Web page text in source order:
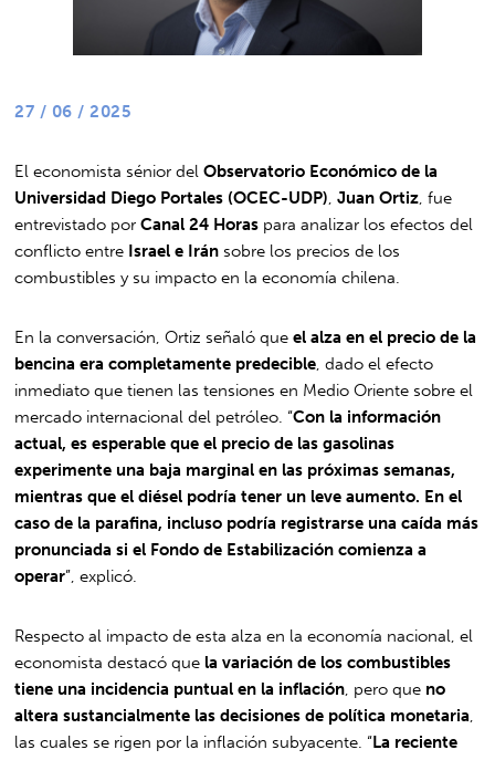
27 / 06 / 2025
El economista sénior delObservatorio Económico de la
Universidad Diego Portales (OCEC-UDP) ,Juan Ortiz , fue
entrevistado porCanal 24 Horas para analizar los efectos del
conflicto entre Israel e Irán sobre los precios de los
combustibles y su impacto en la economía chilena.
En la conversación, Ortiz señaló queel alza en el precio de la
bencina era completamente predecible , dado el efecto
inmediato que tienen las tensiones en Medio Oriente sobre el
mercado internacional del petróleo. “Con la información
actual, es esperable que el precio de las gasolinas
experimente una baja marginal en las próximas semanas,
mientras que el diésel podría tener un leve aumento. En el
caso de la parafina, incluso podría registrarse una caída más
pronunciada si el Fondo de Estabilización comienza a
operar”, explicó.
Respecto al impacto de esta alza en la economía nacional, el
economista destacó que la variación de los combustibles
tiene una incidencia puntual en la inflación , pero que no
altera sustancialmente las decisiones de política monetaria
las cuales se rigen por la inflación subyacente. “La reciente